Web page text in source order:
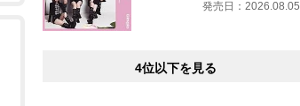
発売日：2026.08.05
4位以下を見る